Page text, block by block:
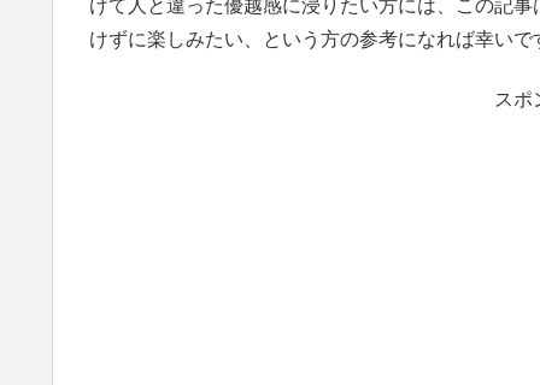
けて人と違った優越感に浸りたい方には、この記
けずに楽しみたい、という方の参考になれば幸いで
スポ